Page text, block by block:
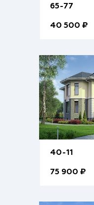
65-77
40 500 ₽
40-11
75 900 ₽